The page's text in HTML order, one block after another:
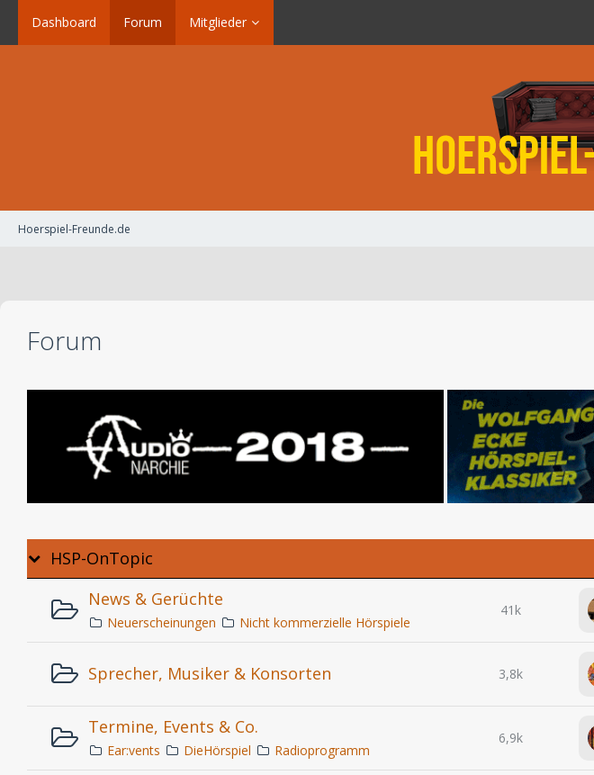
Dashboard Forum Mitglieder
Hoerspiel-Freunde.de
Forum
HSP-OnTopic
News & Gerüchte
Neuerscheinungen Nicht kommerzielle Hörspiele
41k
Sprecher, Musiker & Konsorten 3,8k
Termine, Events & Co.
Ear:vents DieHörspiel Radioprogramm
6,9k